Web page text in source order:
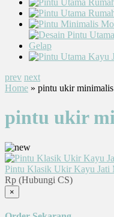
prev next
Home » pintu ukir minimalis
pintu ukir
Pintu Klasik Ukir Kayu Jati
Rp (Hubungi CS)
×